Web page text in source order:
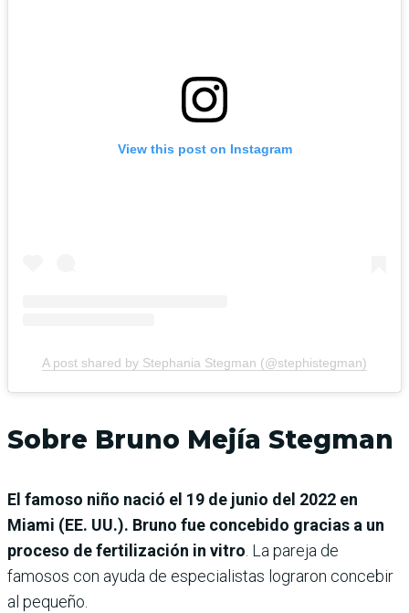
View this post on Instagram
A post shared by Stephania Stegman (@stephistegman)
Sobre Bruno Mejía Stegman
El famoso niño nació el 19 de junio del 2022 en
Miami (EE. UU.). Bruno fue concebido gracias a un
proceso de fertilización in vitro. La pareja de
famosos con ayuda de especialistas lograron concebir
al pequeño.